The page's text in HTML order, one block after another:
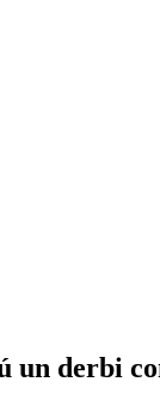
un derbi